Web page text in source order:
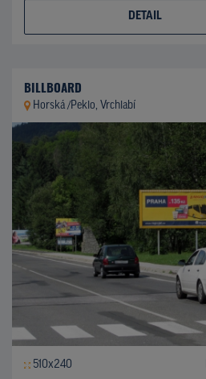
DETAIL
BILLBOARD
Horská /Peklo, Vrchlabí
510x240